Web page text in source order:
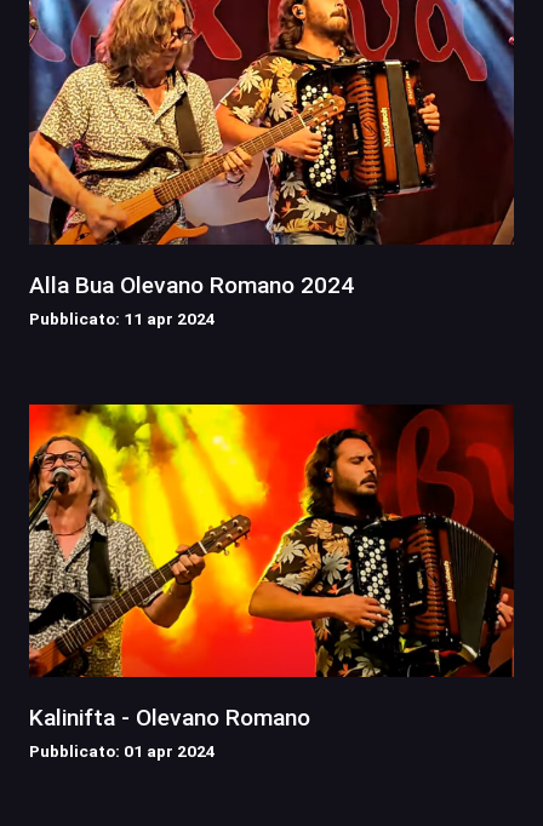
Alla Bua Olevano Romano 2024
Pubblicato: 11 apr 2024
Kalinifta - Olevano Romano
Pubblicato: 01 apr 2024